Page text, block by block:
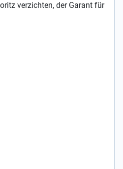
verzichten, der Garant für